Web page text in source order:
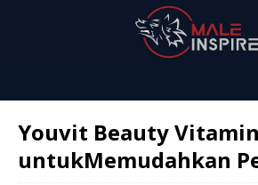
Youvit Beauty
untukMemudahkan